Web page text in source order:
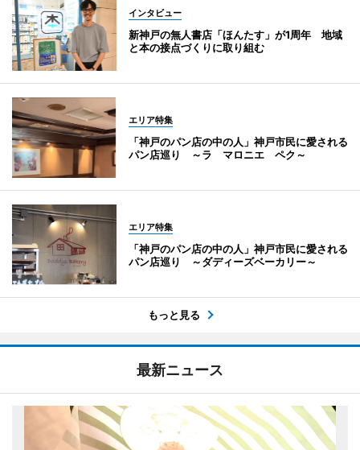
インタビュー
新神戸の無人書店「ほんたす」が1周年 地域
と本の接点づくりに取り組む
エリア特集
「神戸のパン店の中の人」神戸市民に愛される
パン店巡り ～ラ マロニエ ペク～
エリア特集
「神戸のパン店の中の人」神戸市民に愛される
パン店巡り ～ダディーズベーカリー～
もっと見る
最新ニュース